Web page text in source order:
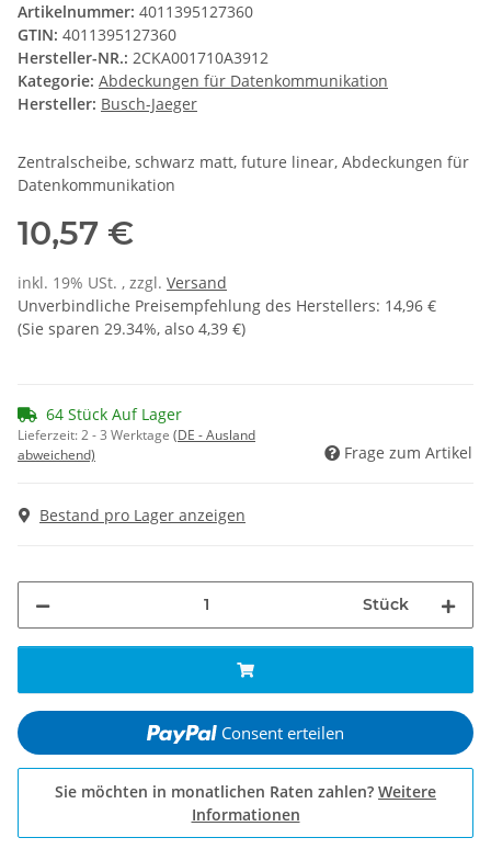
Artikelnummer: 4011395127360
GTIN: 4011395127360
Hersteller-NR.: 2CKA001710A3912
Kategorie: Abdeckungen für Datenkommunikation
Hersteller: Busch-Jaeger
Zentralscheibe, schwarz matt, future linear, Abdeckungen für
Datenkommunikation
10,57 €
inkl. 19% USt. , zzgl. Versand
Unverbindliche Preisempfehlung des Herstellers: 14,96 €
(Sie sparen 29.34%, also 4,39 €)
64 Stück Auf Lager
Lieferzeit:2 - 3 Werktage (DE - Ausland
abweichend)
Frage zum Artikel
Bestand pro Lager anzeigen
Stück
Consent erteilen
Sie möchten in monatlichen Raten zahlen? Weitere
Informationen